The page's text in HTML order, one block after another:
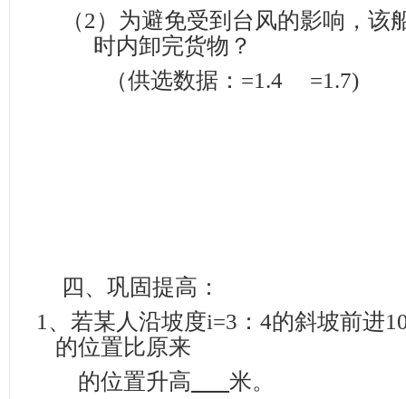
（2） 为避免受到台风的影响，该
时内卸完货物？
（供选数据： =1.4 =1.7)
四、巩固提高：
1、 若某人沿坡度i=3 ： 4的斜坡前进
的位置比原来
的位置升高
米。